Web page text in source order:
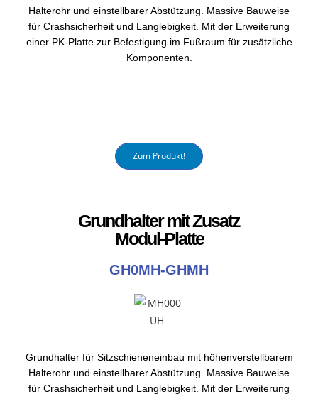
Halterohr und einstellbarer Abstützung. Massive Bauweise
für Crashsicherheit und Langlebigkeit. Mit der Erweiterung
einer PK-Platte zur Befestigung im Fußraum für zusätzliche
Komponenten.
Zum Produkt!
Grundhalter mit Zusatz
Modul-Platte
GH0MH-GHMH
Grundhalter für Sitzschieneneinbau mit höhenverstellbarem
Halterohr und einstellbarer Abstützung. Massive Bauweise
für Crashsicherheit und Langlebigkeit. Mit der Erweiterung